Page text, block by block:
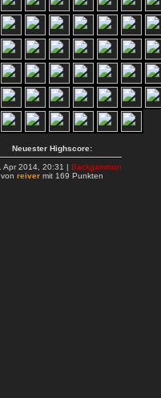
Neuester Highscore:
Apr 2014, 20:31 |Backgammon
von reiver mit 169 Punkten